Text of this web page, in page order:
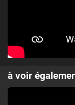
à voir